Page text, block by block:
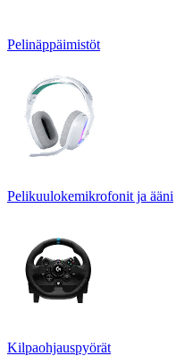
Pelinäppäimistöt
Pelikuulokemikrofonit ja ääni
Kilpaohjauspyörät